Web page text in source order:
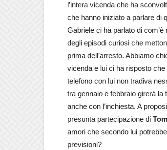
l’intera vicenda che ha
che hanno iniziato a parlare di
Gabriele ci ha parlato di
degli episodi curiosi che
prima dell’arresto. Abbiamo
vicenda e lui ci ha risposto
telefono con lui non tradiva
tra gennaio e febbraio girerà la
anche con l’inchiesta. A
presunta partecipazione di
amori che secondo lui
previsioni?